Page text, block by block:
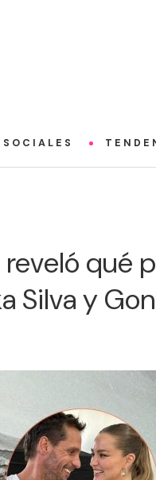
SOCIALES
qué
Silva y